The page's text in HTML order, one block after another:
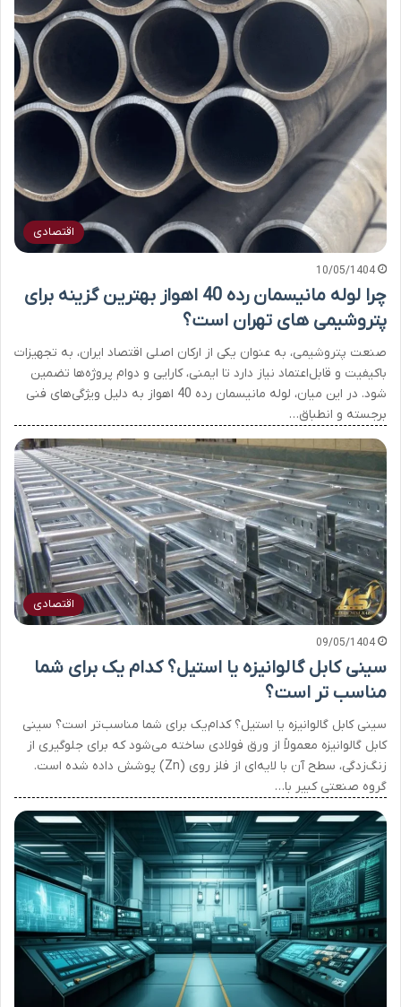
اقتصادی
10/05/1404
چرا لوله مانیسمان رده 40 اهواز بهترین گزینه برای
پتروشیمی های تهران است؟
صنعت پتروشیمی، به ‌عنوان یکی از ارکان اصلی اقتصاد ایران، به تجهیزات
باکیفیت و قابل‌اعتماد نیاز دارد تا ایمنی، کارایی و دوام پروژه‌ها تضمین
شود. در این میان، لوله مانیسمان رده 40 اهواز به دلیل ویژگی‌های فنی
برجسته و انطباق…
اقتصادی
09/05/1404
سینی کابل گالوانیزه یا استیل؟ کدام یک برای شما
مناسب تر است؟
سینی کابل گالوانیزه یا استیل؟ کدام‌یک برای شما مناسب‌تر است؟ سینی
کابل گالوانیزه معمولاً از ورق فولادی ساخته می‌شود که برای جلوگیری از
زنگ‌زدگی، سطح آن با لایه‌ای از فلز روی (Zn) پوشش داده شده است.
گروه صنعتی کبیر با…